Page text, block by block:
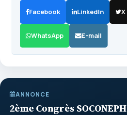
Facebook LinkedIn X
WhatsApp E-mail
ANNONCE
2ème Congrès SOCONEPH